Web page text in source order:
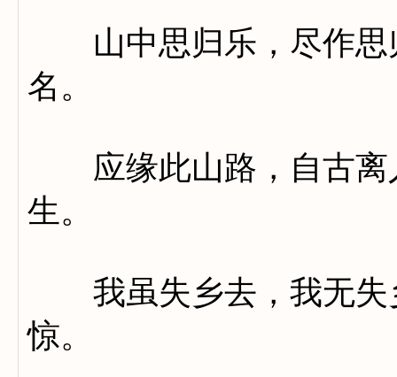
山中思归乐，尽作思
名。
应缘此山路，自古离
生。
我虽失乡去，我无失
惊。